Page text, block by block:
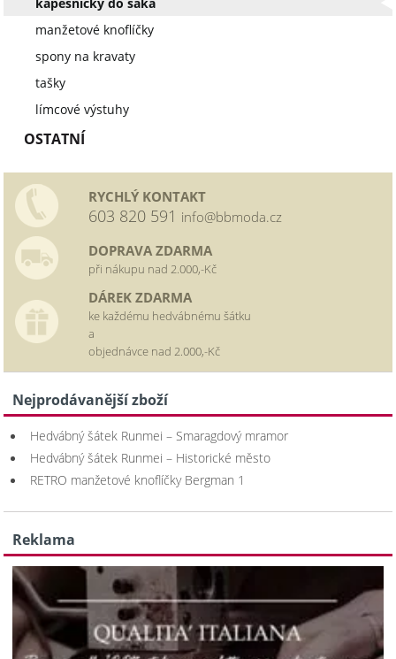
manžetové knoflíčky
spony na kravaty
tašky
límcové výstuhy
OSTATNÍ
RYCHLÝ KONTAKT
603 820 591 info@bbmoda.cz
DOPRAVA ZDARMA
při nákupu nad 2.000,-Kč
DÁREK ZDARMA
ke každému hedvábnému šátku
a
objednávce nad 2.000,-Kč
Nejprodávanější zboží
Hedvábný šátek Runmei – Smaragdový mramor
Hedvábný šátek Runmei – Historické město
RETRO manžetové knoflíčky Bergman 1
Reklama